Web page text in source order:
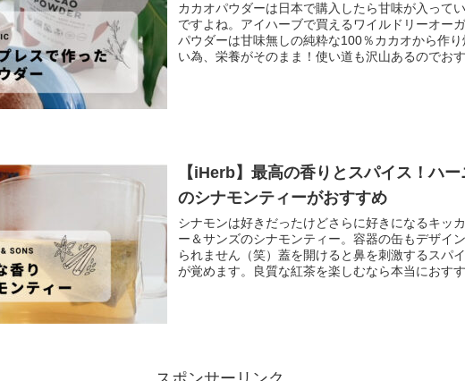
カカオパウダーは日本で購入したら甘味が入って
ですよね。アイハーブで買えるワイルドリーオー
パウダーは甘味無しの純粋な100％カカオから作
い為、栄養がそのまま！使い道も沢山あるのでおす
【iHerb】最高の香りとスパイス！ハ
のシナモンティーがおすすめ
シナモンは好きだったけどさらに好きになるキッ
ー＆サンズのシナモンティー。容器の缶もデザイ
られません（笑）蓋を開けると鼻を刺激するスパ
が覚めます。良質な紅茶を楽しむなら本当におすす